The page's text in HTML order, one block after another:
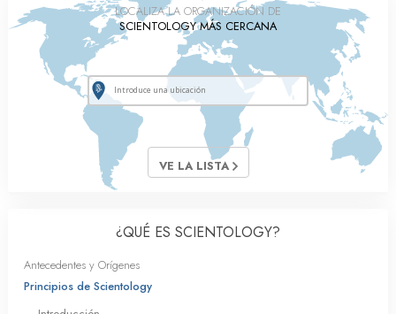
LOCALIZA LA ORGANIZACIÓN DE
SCIENTOLOGY MÁS CERCANA
VE LA LISTA
¿QUÉ ES SCIENTOLOGY?
Antecedentes y Orígenes
Principios de Scientology